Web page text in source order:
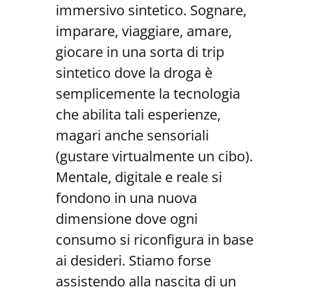
immersivo sintetico. Sognare,
imparare, viaggiare, amare,
giocare in una sorta di trip
sintetico dove la droga è
semplicemente la tecnologia
che abilita tali esperienze,
magari anche sensoriali
(gustare virtualmente un cibo).
Mentale, digitale e reale si
fondono in una nuova
dimensione dove ogni
consumo si riconfigura in base
ai desideri. Stiamo forse
assistendo alla nascita di un